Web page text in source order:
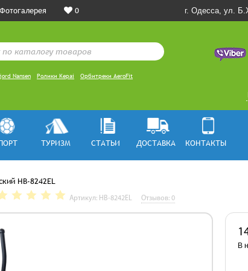
Фотогалерея 0 г. Одесса, ул.
Nansen Ролики Kepai Орбитреки AeroFit
ТУРИЗМ СТАТЬИ ДОСТАВКА КОНТАКТЫ
HB-8242EL
Артикул: HB-8242EL Отзывов: 0
В